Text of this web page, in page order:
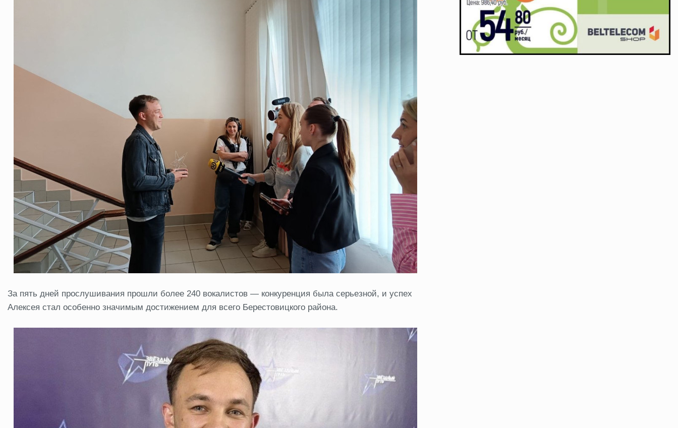
За пять дней прослушивания прошли более 240 вокалистов — конкуренция была серьезной, и успех
Алексея стал особенно значимым достижением для всего Берестовицкого района.